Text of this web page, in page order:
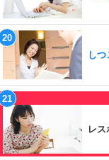
しつ
レス